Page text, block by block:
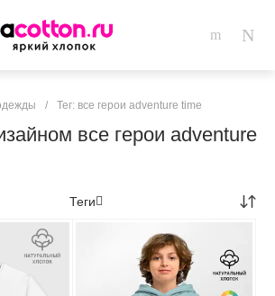
/ Тег: все герои adventure time
все герои adventure
Теги